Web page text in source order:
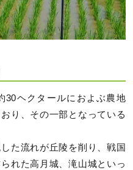
30ヘクタールにおよぶ農地
り、その一部となっている
た流れが丘陵を削り、戦国
れた高月城、滝山城といっ